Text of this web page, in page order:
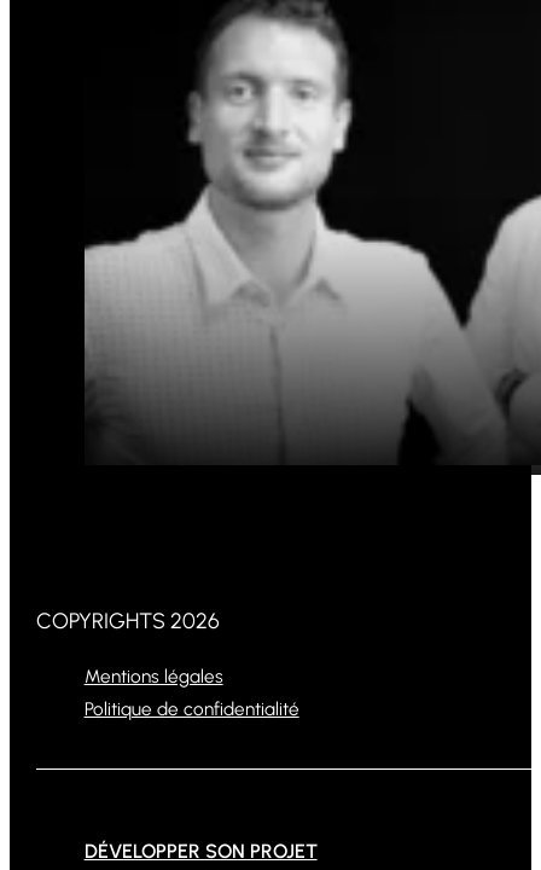
COPYRIGHTS 2026
Mentions légales
Politique de confidentialité
DÉVELOPPER SON PROJET